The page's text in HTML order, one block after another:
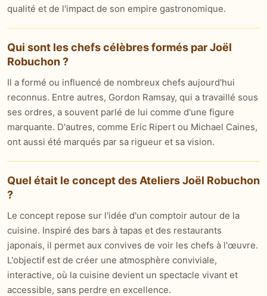
qualité et de l'impact de son empire gastronomique.
Qui sont les chefs célèbres formés par Joël
Robuchon ?
Il a formé ou influencé de nombreux chefs aujourd'hui
reconnus. Entre autres, Gordon Ramsay, qui a travaillé sous
ses ordres, a souvent parlé de lui comme d'une figure
marquante. D'autres, comme Eric Ripert ou Michael Caines,
ont aussi été marqués par sa rigueur et sa vision.
Quel était le concept des Ateliers Joël Robuchon
?
Le concept repose sur l'idée d'un comptoir autour de la
cuisine. Inspiré des bars à tapas et des restaurants
japonais, il permet aux convives de voir les chefs à l'œuvre.
L'objectif est de créer une atmosphère conviviale,
interactive, où la cuisine devient un spectacle vivant et
accessible, sans perdre en excellence.